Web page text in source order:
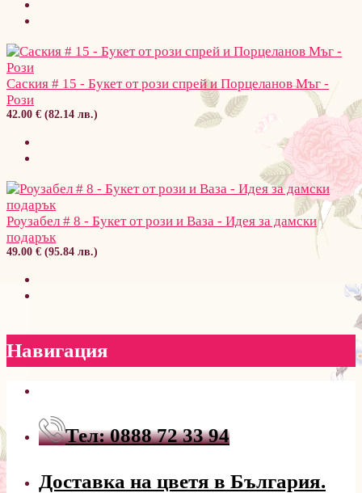
Саския # 15 - Букет от рози спрей и Порцеланов Мъг -
Рози
42.00 € (82.14 лв.)
Роузабел # 8 - Букет от рози и Ваза - Идея за дамски
подарък
49.00 € (95.84 лв.)
Навигация
Тел: 0888 72 33 94
Доставка на цветя в България.